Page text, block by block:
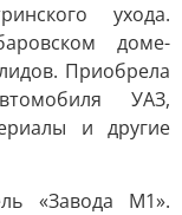
ухода.
доме-
Приобрела
УАЗ,
и другие
«Завода М1».